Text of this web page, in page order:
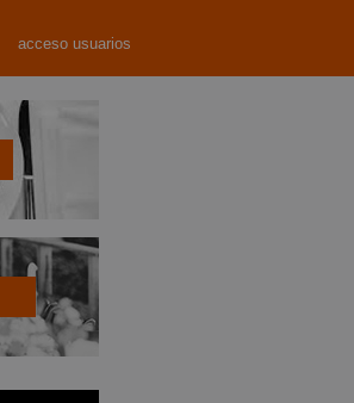
acceso usuarios